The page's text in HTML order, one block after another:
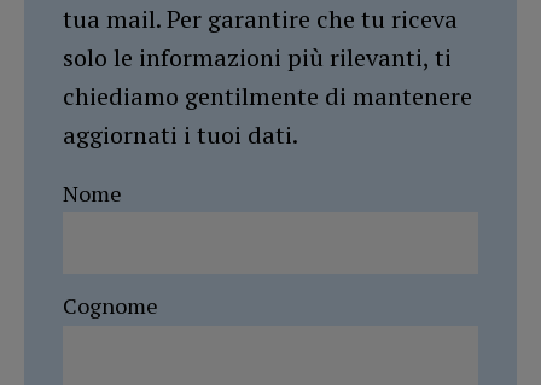
tua mail. Per garantire che tu riceva
solo le informazioni più rilevanti, ti
chiediamo gentilmente di mantenere
aggiornati i tuoi dati.
Nome
Cognome